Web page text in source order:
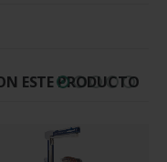
ESTE PRODUCTO